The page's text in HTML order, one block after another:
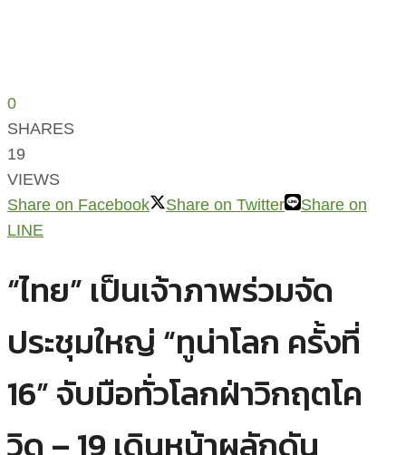
0
SHARES
19
VIEWS
Share on Facebook
Share on Twitter
Share on
LINE
“ไทย” เป็นเจ้าภาพร่วมจัด
ประชุมใหญ่ “ทูน่าโลก ครั้งที่
16” จับมือทั่วโลกฝ่าวิกฤตโค
วิด – 19 เดินหน้าผลักดัน